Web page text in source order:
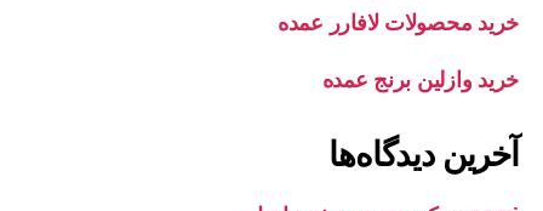
خرید محصولات لافارر عمده
خرید وازلین برنج عمده
آخرین دیدگاه‌ها